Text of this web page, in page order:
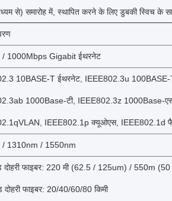
से) समारोह में, स्थापित करने के लिए डुबकी स्विच के
/ 1000Mbps Gigabit ईथरनेट
10BASE-T ईथरनेट, IEEE802.3u 100BASE-
1000Base-टी, IEEE802.3z 1000Base-
IEEE802.1p क्यूओएस, IEEE802.1d
/ 1310nm / 1550nm
दोहरी फाइबर: 220 मी (62.5 / 125um) / 550m
दोहरी फाइबर: 20/40/60/80 किमी